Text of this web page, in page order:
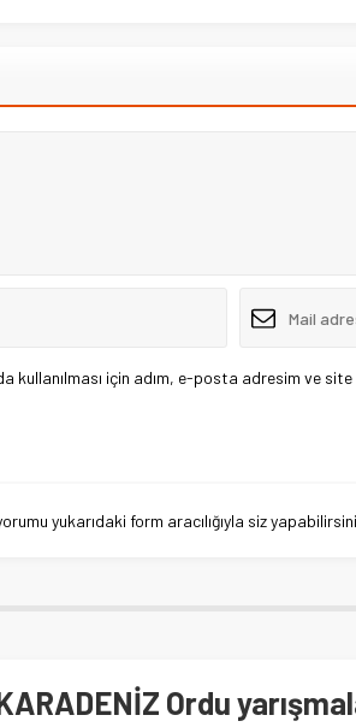
kullanılması için adım, e-posta adresim ve
yukarıdaki form aracılığıyla siz
Ordu